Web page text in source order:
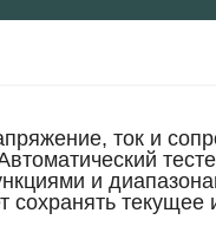
ток и
и
текущее